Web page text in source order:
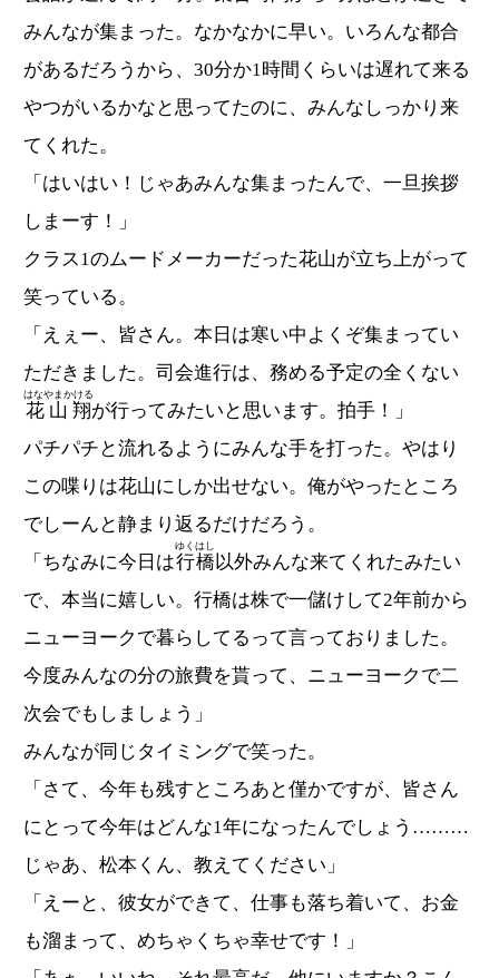
みんなが集まった。なかなかに早い。いろんな都合
があるだろうから、30分か1時間くらいは遅れて来る
やつがいるかなと思ってたのに、みんなしっかり来
てくれた。
「はいはい！じゃあみんな集まったんで、一旦挨拶
しまーす！」
クラス1のムードメーカーだった花山が立ち上がって
笑っている。
「えぇー、皆さん。本日は寒い中よくぞ集まってい
ただきました。司会進行は、務める予定の全くない
花山翔
はなやまかける
が行ってみたいと思います。拍手！」
パチパチと流れるようにみんな手を打った。やはり
この喋りは花山にしか出せない。俺がやったところ
でしーんと静まり返るだけだろう。
「ちなみに今日は行橋
ゆくはし
以外みんな来てくれたみたい
で、本当に嬉しい。行橋は株で一儲けして2年前から
ニューヨークで暮らしてるって言っておりました。
今度みんなの分の旅費を貰って、ニューヨークで二
次会でもしましょう」
みんなが同じタイミングで笑った。
「さて、今年も残すところあと僅かですが、皆さん
にとって今年はどんな1年になったんでしょう………
じゃあ、松本くん、教えてください」
「えーと、彼女ができて、仕事も落ち着いて、お金
も溜まって、めちゃくちゃ幸せです！」